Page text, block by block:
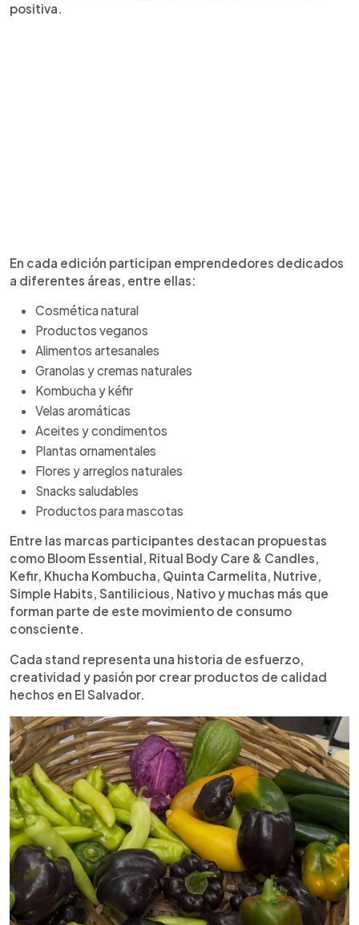
positiva.
En cada edición participan emprendedores dedicados
a diferentes áreas, entre ellas:
Cosmética natural
Productos veganos
Alimentos artesanales
Granolas y cremas naturales
Kombucha y kéfir
Velas aromáticas
Aceites y condimentos
Plantas ornamentales
Flores y arreglos naturales
Snacks saludables
Productos para mascotas
Entre las marcas participantes destacan propuestas
como Bloom Essential, Ritual Body Care & Candles,
Kefir, Khucha Kombucha, Quinta Carmelita, Nutrive,
Simple Habits, Santilicious, Nativo y muchas más que
forman parte de este movimiento de consumo
consciente.
Cada stand representa una historia de esfuerzo,
creatividad y pasión por crear productos de calidad
hechos en El Salvador.